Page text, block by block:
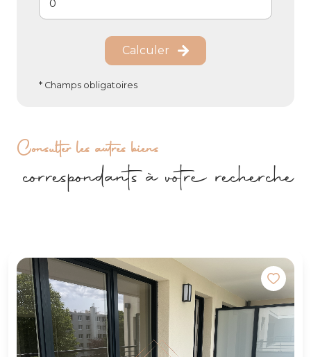
Calculer
* Champs obligatoires
Consulter les autres biens
correspondants à votre recherche